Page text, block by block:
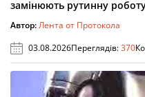
замінюють рутинну
Автор:Лента от Протокола
03.08.2026Переглядів:370